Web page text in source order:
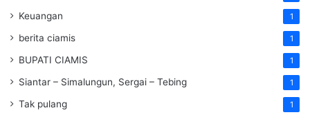
Keuangan 1
berita ciamis 1
BUPATI CIAMIS 1
Siantar – Simalungun, Sergai – Tebing 1
Tak pulang 1